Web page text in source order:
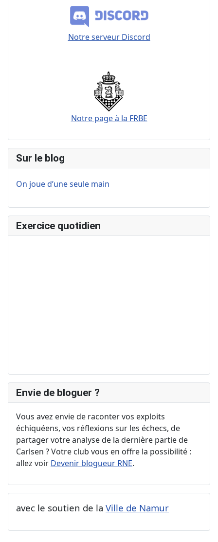
Notre serveur Discord
Notre page à la FRBE
Sur le blog
On joue d’une seule main
Exercice quotidien
Envie de bloguer ?
Vous avez envie de raconter vos exploits
échiquéens, vos réflexions sur les échecs, de
partager votre analyse de la dernière partie de
Carlsen ? Votre club vous en offre la possibilité :
allez voir Devenir blogueur RNE.
avec le soutien de la Ville de Namur